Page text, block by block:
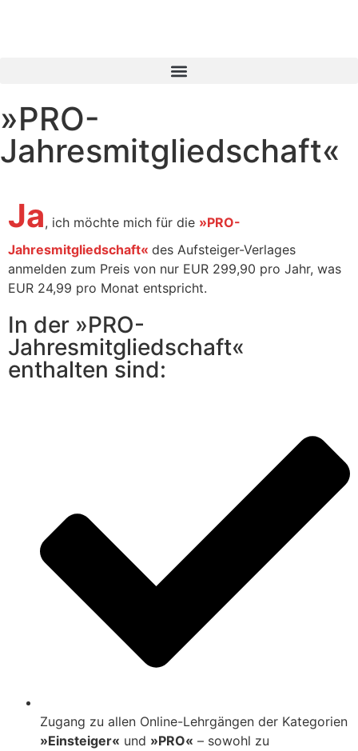
»PRO-
Jahresmitgliedschaft«
Ja, ich möchte mich für die »PRO-
Jahresmitgliedschaft« des Aufsteiger-Verlages
anmelden zum Preis von nur EUR 299,90 pro Jahr, was
EUR 24,99 pro Monat entspricht.
In der »PRO-
Jahresmitgliedschaft«
enthalten sind:
Zugang zu allen Online-Lehrgängen der Kategorien
»Einsteiger« und »PRO« – sowohl zu